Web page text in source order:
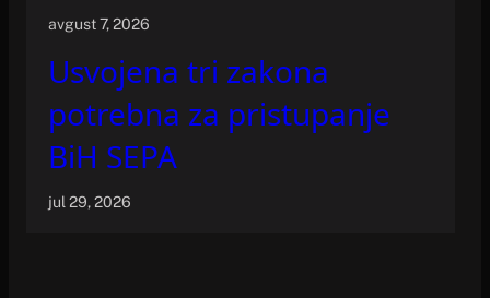
avgust 7, 2026
Usvojena tri zakona
potrebna za pristupanje
BiH SEPA
jul 29, 2026